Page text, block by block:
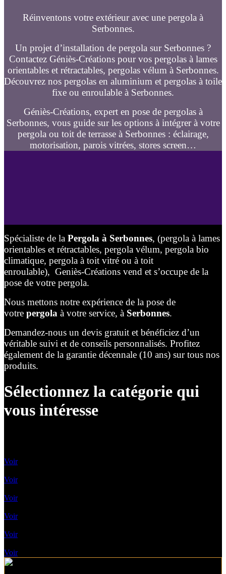
Réinventons votre extérieur avec une pergola à
Serbonnes.
Un projet d’installation de pergola sur Serbonnes ?
Contactez Géniès-Créations pour vos pergolas à lames
orientables et rétractables, pergolas vélum à Serbonnes.
Découvrez nos pergolas en aluminium et pergolas à toile
fixe ou enroulable à Serbonnes.
Géniès-Créations, expert en pose de pergolas à
Serbonnes, vous guide sur les options à intégrer à votre
pergola ou toit de terrasse à Serbonnes : éclairage,
motorisation, parois vitrées, stores screen…
Spécialiste de la Pergola à Serbonnes, (pergola à lames
orientables et rétractables, pergola vélum, pergola bio
climatique, pergola à toit vitré ou à toit
enroulable), Geniès-Créations vend et s’occupe de la
pose de votre pergola.
Nous mettons notre expérience de la pose de
votre pergola à votre service, à Serbonnes.
Demandez-nous un devis gratuit et bénéficiez d’un
véritable suivi et de conseils personnalisés. Profitez
également de la garantie décennale (10 ans) sur tous nos
produits.
Sélectionnez la catégorie qui
vous intéresse
Voir
Voir
Voir
Voir
Voir
Voir